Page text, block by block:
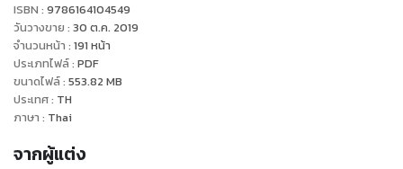
ISBN : 9786164104549
วันวางขาย : 30 ต.ค. 2019
จำนวนหน้า : 191 หน้า
ประเภทไฟล์: PDF
ขนาดไฟล์: 553.82 MB
ประเทศ: TH
ภาษา : Thai
จากผู้แต่ง